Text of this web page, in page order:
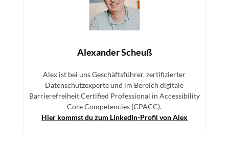
Alexander Scheuß
Alex ist bei uns Geschäftsführer, zertifizierter
Datenschutzexperte und im Bereich digitale
Barrierefreiheit Certified Professional in Accessibility
Core Competencies (CPACC).
Hier kommst du zum LinkedIn-Profil von Alex